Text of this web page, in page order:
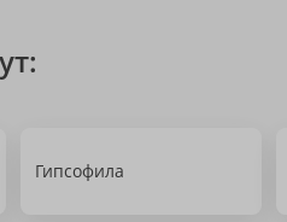
Гипсофила